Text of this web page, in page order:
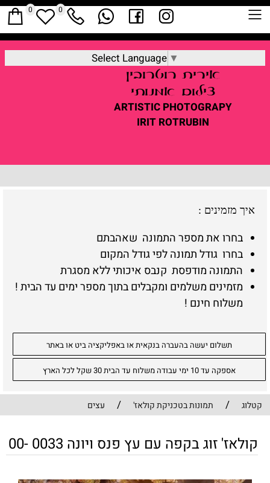
Select Language ▼
אירית רוטרובין
צילום אמנותי
ARTISTIC PHOTOGRAPY
IRIT ROTRUBIN
0 0
איך מזמינים :
בחרו את מספר התמונה שאהבתם
בחרו גודל תמונה לפי גודל המקום
התמונה מודפסת קנבס איכותי ללא מסגרת
מזמינים משלמים ומקבלים בתוך מספר ימים עד הבית !
משלוח חינם !
תשלום יעשה בהעברה בנקאית או באפליקציה ביט או באתר
אספקה עד 10 ימי עבודה משלוח עד הבית 30 שקל לכל הארץ
קטלוג / תמונות בטכניקת קולאז' / עצים
קולאז' זוג בקפה עם עץ פנס ויונה 0033 -00